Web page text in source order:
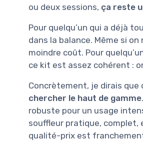
ou deux sessions, ça reste
Pour quelqu’un qui a déjà
dans la balance. Même si
moindre coût. Pour
ce kit est assez cohérent :
Concrètement, je dirais que
chercher le haut de gamme
robuste pour un usage
souffleur pratique, complet,
qualité-prix est